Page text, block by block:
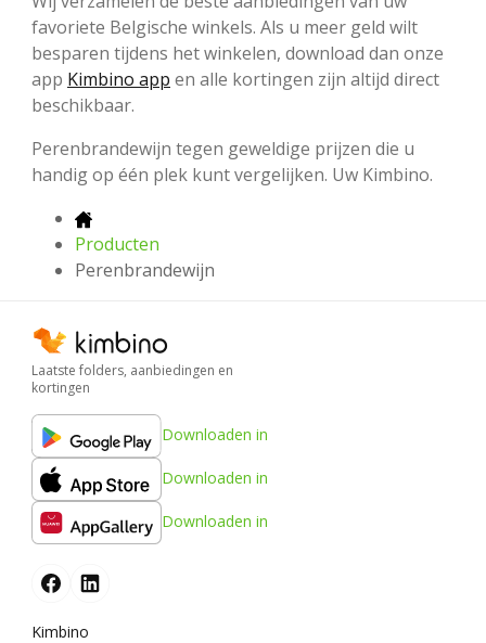
favoriete Belgische winkels. Als u meer geld wilt
besparen tijdens het winkelen, download dan onze
app Kimbino app en alle kortingen zijn altijd direct
beschikbaar.
Perenbrandewijn tegen geweldige prijzen die u
handig op één plek kunt vergelijken. Uw Kimbino.
Producten
Perenbrandewijn
Laatste folders, aanbiedingen en
kortingen
Downloaden in
Downloaden in
Downloaden in
Kimbino